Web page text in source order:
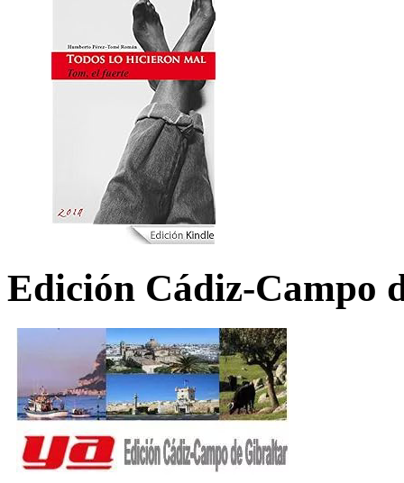
Edición Cádiz-Campo